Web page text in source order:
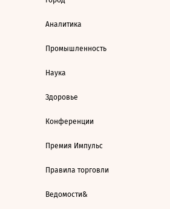
Аналитика
Промышленность
Наука
Здоровье
Конференции
Премия Импульс
Правила торговли
Ведомости&